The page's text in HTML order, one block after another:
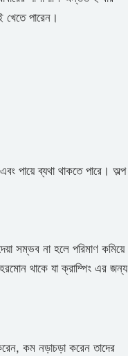
খেতে পারেন।
পায়ে ব্যথা থাকতে পারে। অল্প
সম্ভব না হলে পরিমাণ কমিয়ে
থাকে যা ক্রাম্পিং এর জন্য
কম নড়াচড়া করেন তাদের